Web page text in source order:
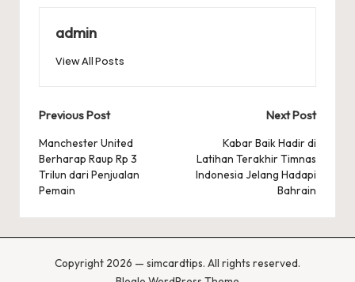
admin
View All Posts
Post
navigation
Previous Post
Manchester United
Berharap Raup Rp 3
Trilun dari Penjualan
Pemain
Next Post
Kabar Baik Hadir di
Latihan Terakhir Timnas
Indonesia Jelang Hadapi
Bahrain
Copyright 2026 — simcardtips. All rights reserved.